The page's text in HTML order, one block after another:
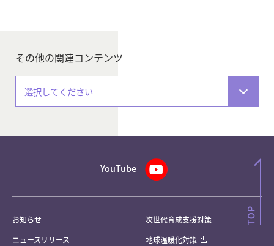
その他の関連コンテンツ
選択してください
YouTube
お知らせ
ニュースリリース
次世代育成支援対策
地球温暖化対策